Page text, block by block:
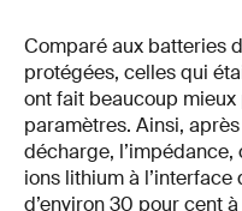
Comparé aux batteries
protégées, celles qui
ont fait beaucoup mieux
paramètres. Ainsi,
décharge, l’impédance,
ions lithium à
d’environ 30 pour cent